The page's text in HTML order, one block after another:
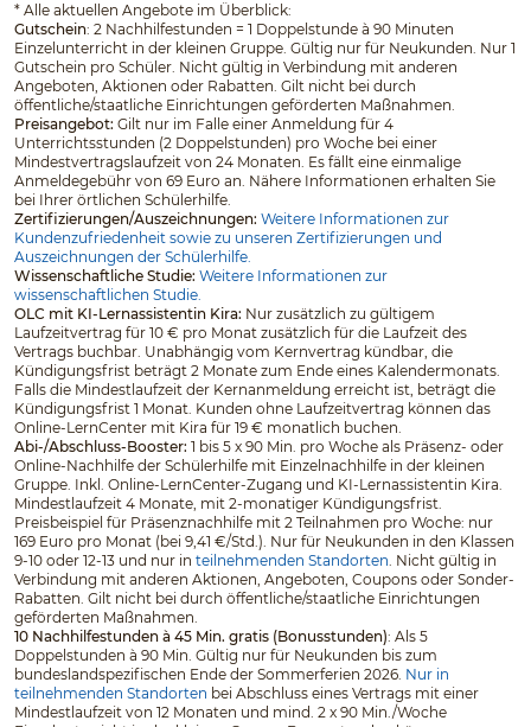
* Alle aktuellen Angebote im Überblick:
Gutschein: 2 Nachhilfestunden = 1 Doppelstunde à 90 Minuten
Einzelunterricht in der kleinen Gruppe. Gültig nur für Neukunden. Nur 1
Gutschein pro Schüler. Nicht gültig in Verbindung mit anderen
Angeboten, Aktionen oder Rabatten. Gilt nicht bei durch
öffentliche/staatliche Einrichtungen geförderten Maßnahmen.
Preisangebot: Gilt nur im Falle einer Anmeldung für 4
Unterrichtsstunden (2 Doppelstunden) pro Woche bei einer
Mindestvertragslaufzeit von 24 Monaten. Es fällt eine einmalige
Anmeldegebühr von 69 Euro an. Nähere Informationen erhalten Sie
bei Ihrer örtlichen Schülerhilfe.
Zertifizierungen/Auszeichnungen: Weitere Informationen zur
Kundenzufriedenheit sowie zu unseren Zertifizierungen und
Auszeichnungen der Schülerhilfe.
Wissenschaftliche Studie: Weitere Informationen zur
wissenschaftlichen Studie.
OLC mit KI-Lernassistentin Kira: Nur zusätzlich zu gültigem
Laufzeitvertrag für 10 € pro Monat zusätzlich für die Laufzeit des
Vertrags buchbar. Unabhängig vom Kernvertrag kündbar, die
Kündigungsfrist beträgt 2 Monate zum Ende eines Kalendermonats.
Falls die Mindestlaufzeit der Kernanmeldung erreicht ist, beträgt die
Kündigungsfrist 1 Monat. Kunden ohne Laufzeitvertrag können das
Online-LernCenter mit Kira für 19 € monatlich buchen.
Abi-/Abschluss-Booster: 1 bis 5 x 90 Min. pro Woche als Präsenz- oder
Online-Nachhilfe der Schülerhilfe mit Einzelnachhilfe in der kleinen
Gruppe. Inkl. Online-LernCenter-Zugang und KI-Lernassistentin Kira.
Mindestlaufzeit 4 Monate, mit 2-monatiger Kündigungsfrist.
Preisbeispiel für Präsenznachhilfe mit 2 Teilnahmen pro Woche: nur
169 Euro pro Monat (bei 9,41 €/Std.). Nur für Neukunden in den Klassen
9-10 oder 12-13 und nur in teilnehmenden Standorten. Nicht gültig in
Verbindung mit anderen Aktionen, Angeboten, Coupons oder Sonder-
Rabatten. Gilt nicht bei durch öffentliche/staatliche Einrichtungen
geförderten Maßnahmen.
10 Nachhilfestunden à 45 Min. gratis (Bonusstunden): Als 5
Doppelstunden à 90 Min. Gültig nur für Neukunden bis zum
bundeslandspezifischen Ende der Sommerferien 2026. Nur in
teilnehmenden Standorten bei Abschluss eines Vertrags mit einer
Mindestlaufzeit von 12 Monaten und mind. 2 x 90 Min./Woche